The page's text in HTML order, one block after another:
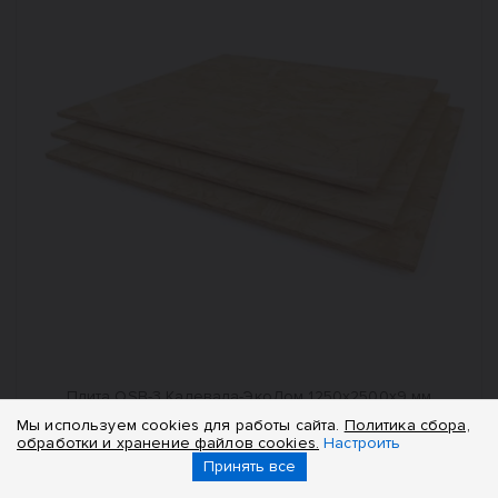
Плита OSB-3 Калевала-ЭкоДом 1250x2500x9 мм
860 ₽/шт.
Мы используем cookies для работы сайта. Политика сбора,
обработки и хранение файлов cookies. Настроить
Принять все